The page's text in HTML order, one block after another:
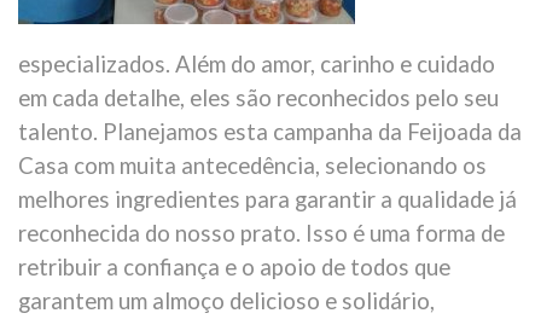
especializados. Além do amor, carinho e cuidado
em cada detalhe, eles são reconhecidos pelo seu
talento. Planejamos esta campanha da Feijoada da
Casa com muita antecedência, selecionando os
melhores ingredientes para garantir a qualidade já
reconhecida do nosso prato. Isso é uma forma de
retribuir a confiança e o apoio de todos que
garantem um almoço delicioso e solidário,